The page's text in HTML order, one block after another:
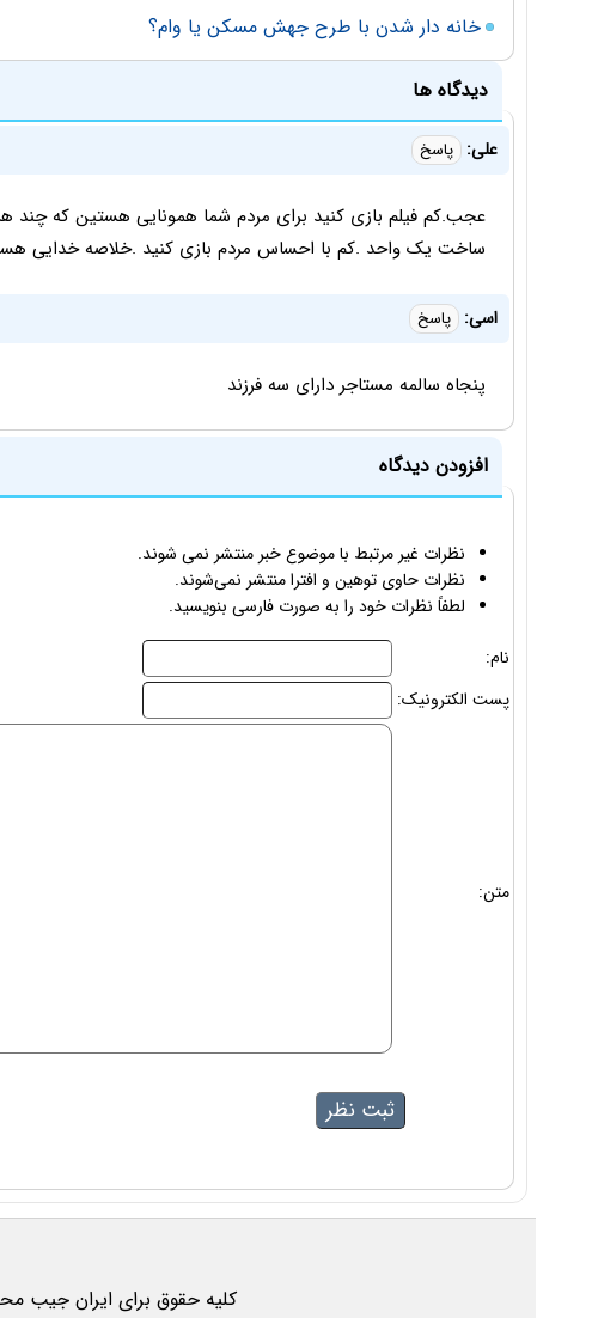
خانه دار شدن با طرح جهش مسکن یا وام؟
دیدگاه ها
علی: پاسخ
عجب.کم فیلم بازی کنید برای مردم شما همونایی هستین که چند
ساخت یک واحد .کم با احساس مردم بازی کنید .خلاصه خدایی
اسی: پاسخ
پنجاه سالمه مستاجر دارای سه فرزند
افزودن دیدگاه
نظرات غیر مرتبط با موضوع خبر منتشر نمی شوند.
نظرات حاوی توهین و افترا منتشر نمی‌شوند.
لطفاً نظرات خود را به صورت فارسی بنویسید.
نام:
پست الکترونیک:
متن:
کلیه حقوق برای ایران جیب